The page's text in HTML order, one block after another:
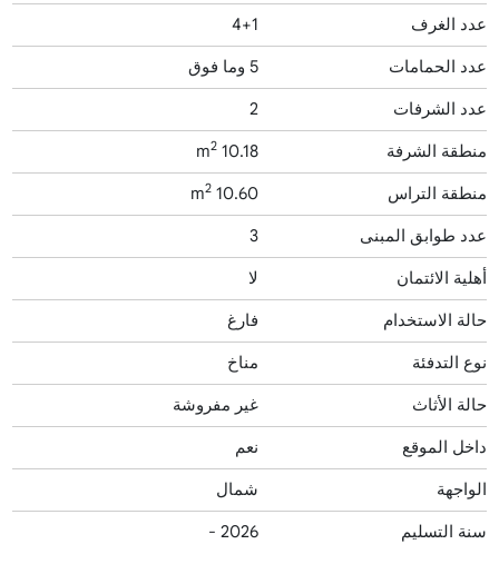
عدد الغرف 4+1
عدد الحمامات 5 وما فوق
عدد الشرفات 2
منطقة الشرفة 10.18 m
2
منطقة التراس 10.60 m
2
عدد طوابق المبنى 3
أهلية الائتمان لا
حالة الاستخدام فارغ
نوع التدفئة مناخ
حالة الأثاث غير مفروشة
داخل الموقع نعم
الواجهة شمال
سنة التسليم 2026 -